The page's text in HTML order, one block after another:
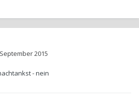
2015
- nein